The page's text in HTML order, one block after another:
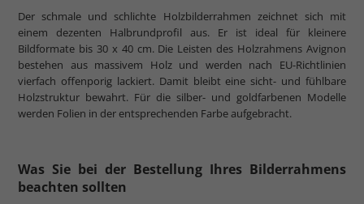
Der schmale und schlichte Holzbilderrahmen zeichnet sich mit
einem dezenten Halbrundprofil aus. Er ist ideal für kleinere
Bildformate bis 30 x 40 cm. Die Leisten des Holzrahmens Avignon
bestehen aus massivem Holz und werden nach EU-Richtlinien
vierfach offenporig lackiert. Damit bleibt eine sicht- und fühlbare
Holzstruktur bewahrt. Für die silber- und goldfarbenen Modelle
werden Folien in der entsprechenden Farbe aufgebracht.
Was Sie bei der Bestellung Ihres Bilderrahmens
beachten sollten